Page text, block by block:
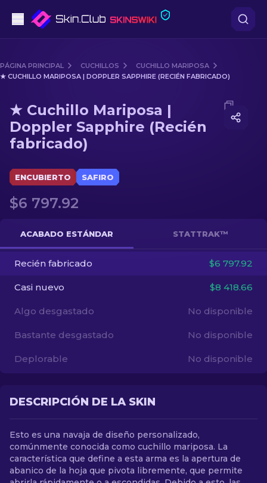
Gama media
Fusiles
Fusiles de Francotirador
Cuchillos
Guantes
Otro
PÁGINA PRINCIPAL CUCHILLOS
CUCHILLO MARIPOSA
★ CUCHILLO MARIPOSA | DOPPLER SAPPHIRE (RECIÉN FABRICADO)
Media of ★ Cuchillo Mariposa | Doppler Sapphire
★ Cuchillo Mariposa |
Doppler Sapphire (Recién
fabricado)
ENCUBIERTO SAFIRO
$6 797.92
ACABADO ESTÁNDAR STATTRAK™
Recién fabricado $6 797.92
Casi nuevo $8 418.66
Algo desgastado No disponible
Bastante desgastado No disponible
Deplorable No disponible
DESCRIPCIÓN DE LA SKIN
Esto es una navaja de diseño personalizado,
comúnmente conocida como cuchillo mariposa. La
característica que define a esta arma es la apertura de
abanico de la hoja que pivota libremente, que permite